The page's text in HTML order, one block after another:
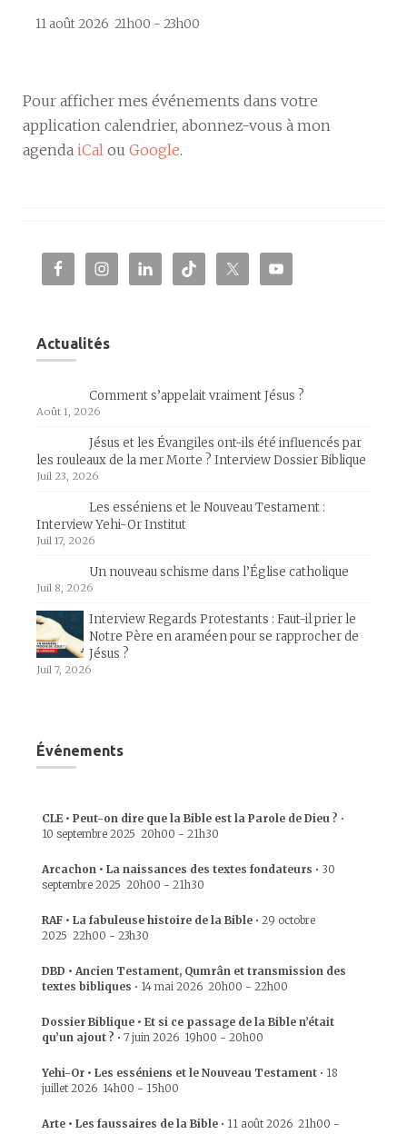
11 août 2026 21h00 - 23h00
Pour afficher mes événements dans votre
application calendrier, abonnez-vous à mon
agenda iCal ou Google.
Actualités
Comment s’appelait vraiment Jésus ?
Août 1, 2026
Jésus et les Évangiles ont-ils été influencés par
les rouleaux de la mer Morte ? Interview Dossier Biblique
Juil 23, 2026
Les esséniens et le Nouveau Testament :
Interview Yehi-Or Institut
Juil 17, 2026
Un nouveau schisme dans l’Église catholique
Juil 8, 2026
Interview Regards Protestants : Faut-il prier le
Notre Père en araméen pour se rapprocher de
Jésus ?
Juil 7, 2026
Événements
CLE • Peut-on dire que la Bible est la Parole de Dieu ? •
10 septembre 2025 20h00 - 21h30
Arcachon • La naissances des textes fondateurs • 30
septembre 2025 20h00 - 21h30
RAF • La fabuleuse histoire de la Bible • 29 octobre
2025 22h00 - 23h30
DBD • Ancien Testament, Qumrân et transmission des
textes bibliques • 14 mai 2026 20h00 - 22h00
Dossier Biblique • Et si ce passage de la Bible n’était
qu’un ajout ? • 7 juin 2026 19h00 - 20h00
Yehi-Or • Les esséniens et le Nouveau Testament • 18
juillet 2026 14h00 - 15h00
Arte • Les faussaires de la Bible • 11 août 2026 21h00 -